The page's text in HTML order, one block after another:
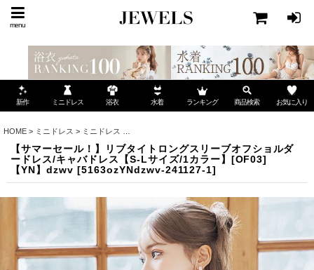
menu
新作 ミニドレス 浴衣 水着 ランキング 商品検索 お気に入り
HOME > ミニドレス > ミニドレス
【サマーセール！】リブタイトロングスリーブオフショルダ
ードレス/キャバドレス【S-Lサイズ/1カラー】[OF03]
【YN】dzwv [5163ozYNdzwv-241127-1]